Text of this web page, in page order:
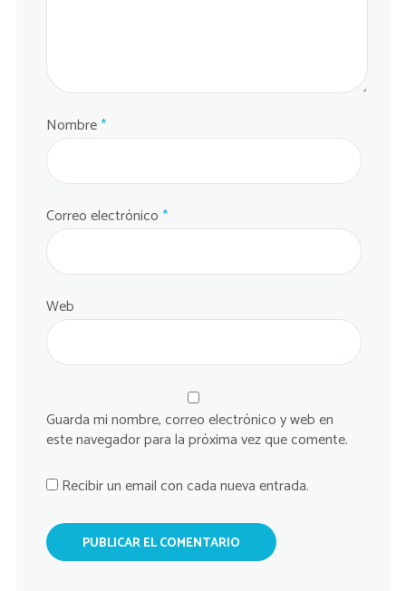
Nombre*
Correo electrónico*
Web
Guarda mi nombre, correo electrónico y web en
este navegador para la próxima vez que comente.
Recibir un email con cada nueva entrada.